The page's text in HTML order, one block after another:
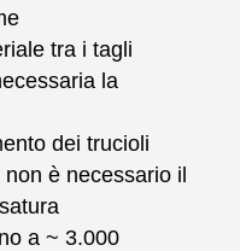
tra i tagli
la
dei trucioli
è necessario il
a ~ 3.000